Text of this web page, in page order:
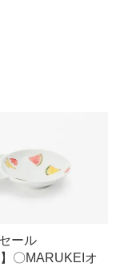
ール
〇MARUKEIオ